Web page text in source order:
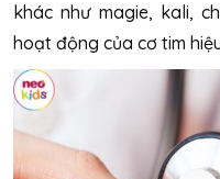
khác như magie, kali,
hoạt động của cơ tim